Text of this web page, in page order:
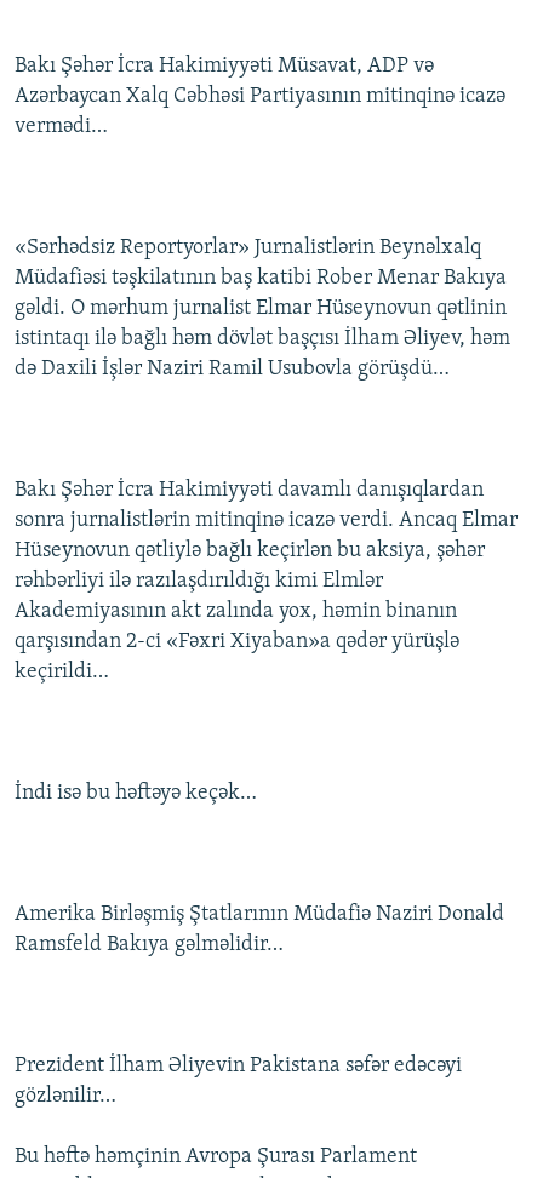
Bakı Şəhər İcra Hakimiyyəti Müsavat, ADP və
Azərbaycan Xalq Cəbhəsi Partiyasının mitinqinə icazə
vermədi…
«Sərhədsiz Reportyorlar» Jurnalistlərin Beynəlxalq
Müdafiəsi təşkilatının baş katibi Rober Menar Bakıya
gəldi. O mərhum jurnalist Elmar Hüseynovun qətlinin
istintaqı ilə bağlı həm dövlət başçısı İlham Əliyev, həm
də Daxili İşlər Naziri Ramil Usubovla görüşdü…
Bakı Şəhər İcra Hakimiyyəti davamlı danışıqlardan
sonra jurnalistlərin mitinqinə icazə verdi. Ancaq Elmar
Hüseynovun qətliylə bağlı keçirlən bu aksiya, şəhər
rəhbərliyi ilə razılaşdırıldığı kimi Elmlər
Akademiyasının akt zalında yox, həmin binanın
qarşısından 2-ci «Fəxri Xiyaban»a qədər yürüşlə
keçirildi…
İndi isə bu həftəyə keçək…
Amerika Birləşmiş Ştatlarının Müdafiə Naziri Donald
Ramsfeld Bakıya gəlməlidir…
Prezident İlham Əliyevin Pakistana səfər edəcəyi
gözlənilir…
Bu həftə həmçinin Avropa Şurası Parlament